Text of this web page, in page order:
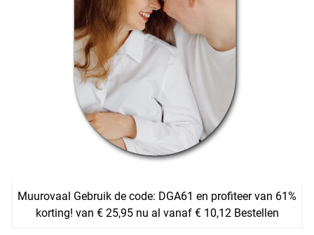
Muurovaal Gebruik de code: DGA61 en profiteer van 61%
korting! van € 25,95 nu al vanaf € 10,12 Bestellen